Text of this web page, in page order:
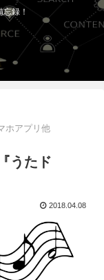
録！
ホアプリ他
うたド
2018.04.08